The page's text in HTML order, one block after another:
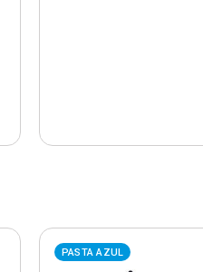
PASTA AZUL